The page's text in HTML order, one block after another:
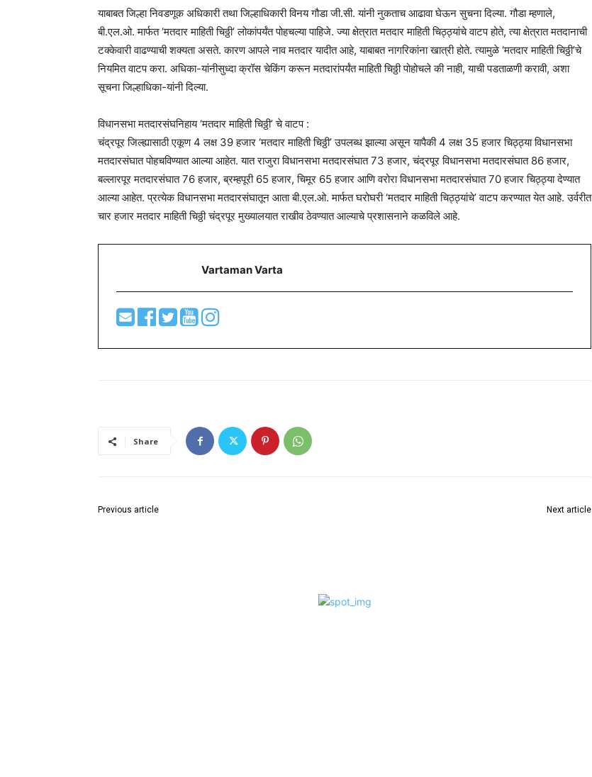
याबाबत जिल्हा निवडणूक अधिकारी तथा जिल्हाधिकारी विनय गौडा जी.सी. यांनी नुकताच आढावा घेऊन सुचना दिल्या. गौडा म्हणाले,
बी.एल.ओ. मार्फत ‘मतदार माहिती चिठ्ठी’ लोकांपर्यंत पोहचल्या पाहिजे. ज्या क्षेत्रात मतदार माहिती चिठ्ठ्यांचे वाटप होते, त्या क्षेत्रात मतदानाची
टक्केवारी वाढण्याची शक्यता असते. कारण आपले नाव मतदार यादीत आहे, याबाबत नागरिकांना खात्री होते. त्यामुळे ‘मतदार माहिती चिठ्ठी’चे
नियमित वाटप करा. अधिका-यांनीसुध्दा क्रॉस चेकिंग करून मतदारांपर्यंत माहिती चिठ्ठी पोहोचले की नाही, याची पडताळणी करावी, अशा
सूचना जिल्हाधिका-यांनी दिल्या.
विधानसभा मतदारसंघनिहाय ‘मतदार माहिती चिठ्ठी’ चे वाटप :
चंद्रपूर जिल्ह्यासाठी एकूण 4 लक्ष 39 हजार ‘मतदार माहिती चिठ्ठी’ उपलब्ध झाल्या असून यापैकी 4 लक्ष 35 हजार चिठ्ठ्या विधानसभा
मतदारसंघात पोहचविण्यात आल्या आहेत. यात राजुरा विधानसभा मतदारसंघात 73 हजार, चंद्रपूर विधानसभा मतदारसंघात 86 हजार,
बल्लारपूर मतदारसंघात 76 हजार, ब्रम्हपूरी 65 हजार, चिमूर 65 हजार आणि वरोरा विधानसभा मतदारसंघात 70 हजार चिठ्ठ्या देण्यात
आल्या आहेत. प्रत्येक विधानसभा मतदारसंघातून आता बी.एल.ओ. मार्फत घरोघरी ‘मतदार माहिती चिठ्ठ्यांचे’ वाटप करण्यात येत आहे. उर्वरीत
चार हजार मतदार माहिती चिठ्ठी चंद्रपूर मुख्यालयात राखीव ठेवण्यात आल्याचे प्रशासनाने कळविले आहे.
Vartaman Varta
Share
Previous article Next article